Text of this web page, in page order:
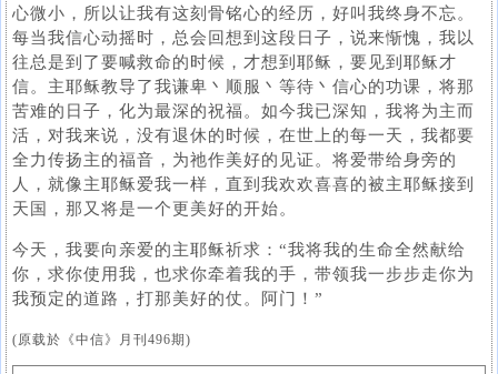
心微小，所以让我有这刻骨铭心的经历，好叫我终身不忘。
每当我信心动摇时，总会回想到这段日子，说来惭愧，我以
往总是到了要喊救命的时候，才想到耶稣，要见到耶稣才
信。主耶稣教导了我谦卑丶顺服丶等待丶信心的功课，将那
苦难的日子，化为最深的祝福。如今我已深知，我将为主而
活，对我来说，没有退休的时候，在世上的每一天，我都要
全力传扬主的福音，为祂作美好的见证。将爱带给身旁的
人，就像主耶稣爱我一样，直到我欢欢喜喜的被主耶稣接到
天国，那又将是一个更美好的开始。
今天，我要向亲爱的主耶稣祈求：“我将我的生命全然献给
你，求你使用我，也求你牵着我的手，带领我一步步走你为
我预定的道路，打那美好的仗。阿门！”
(原载於《中信》月刊496期)